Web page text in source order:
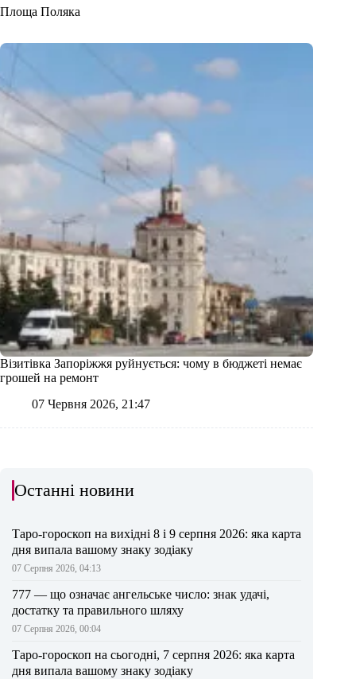
Площа Поляка
Візитівка Запоріжжя руйнується: чому в бюджеті немає
грошей на ремонт
07 Червня 2026, 21:47
Останні новини
Таро-гороскоп на вихідні 8 і 9 серпня 2026: яка карта
дня випала вашому знаку зодіаку
07 Серпня 2026, 04:13
777 — що означає ангельське число: знак удачі,
достатку та правильного шляху
07 Серпня 2026, 00:04
Таро-гороскоп на сьогодні, 7 серпня 2026: яка карта
дня випала вашому знаку зодіаку